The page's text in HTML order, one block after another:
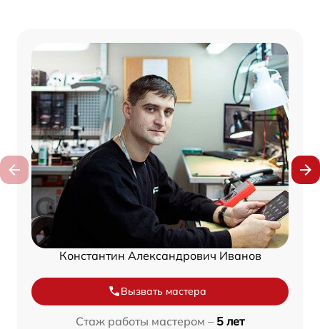
Константин Александрович Иванов
Вызвать мастера
Стаж работы мастером – 5 лет